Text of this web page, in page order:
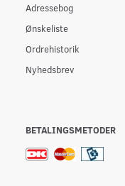
Adressebog
Ønskeliste
Ordrehistorik
Nyhedsbrev
BETALINGSMETODER